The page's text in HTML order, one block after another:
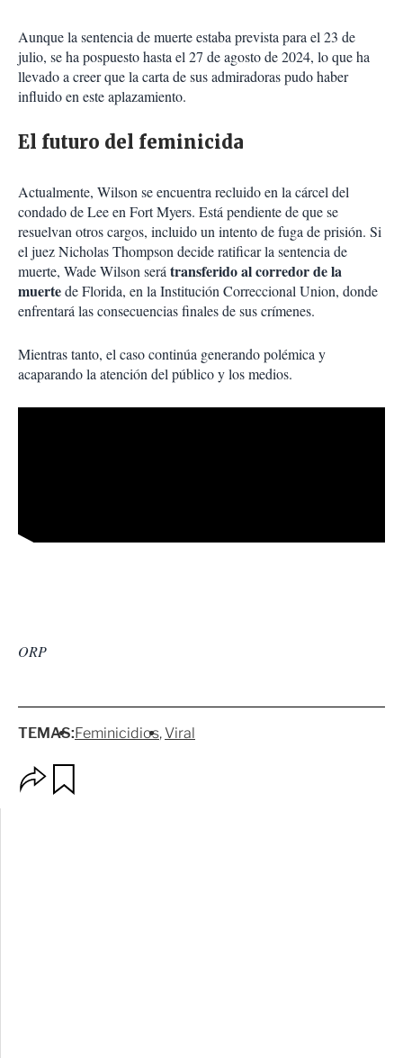
Aunque la sentencia de muerte estaba prevista para el 23 de
julio, se ha pospuesto hasta el 27 de agosto de 2024, lo que ha
llevado a creer que la carta de sus admiradoras pudo haber
influido en este aplazamiento.
El futuro del feminicida
Actualmente, Wilson se encuentra recluido en la cárcel del
condado de Lee en Fort Myers. Está pendiente de que se
resuelvan otros cargos, incluido un intento de fuga de prisión. Si
el juez Nicholas Thompson decide ratificar la sentencia de
muerte, Wade Wilson serátransferido al corredor de la
muertede Florida, en la Institución Correccional Union, donde
enfrentará las consecuencias finales de sus crímenes.
Mientras tanto, el caso continúa generando polémica y
acaparando la atención del público y los medios.
ORP
TEMAS:Feminicidios Viral
p